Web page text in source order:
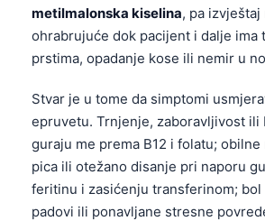
metilmalonska kiselina, pa
ohrabrujuće dok pacijent i dalje ima
prstima, opadanje kose ili nemir u
Stvar je u tome da simptomi
epruvetu. Trnjenje, zaboravljivost ili
guraju me prema B12 i folatu;
pica ili otežano disanje pri naporu
feritinu i zasićenju transferinom; bol
padovi ili ponavljane stresne